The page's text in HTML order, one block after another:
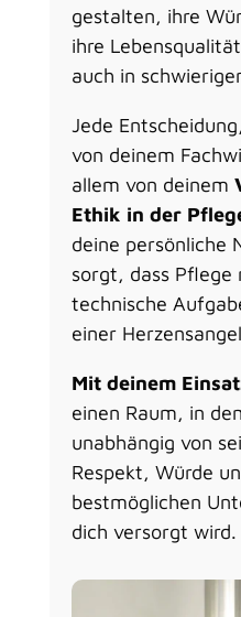
gestalten, ihre
ihre
auch in
Jede
von deinem
allem von deinem
Ethik in der
deine persönliche
sorgt, dass Pflege
technische
einer
Mit deinem
einen Raum, in
unabhängig von
Respekt, Würde
bestmöglichen
dich versorgt wird.